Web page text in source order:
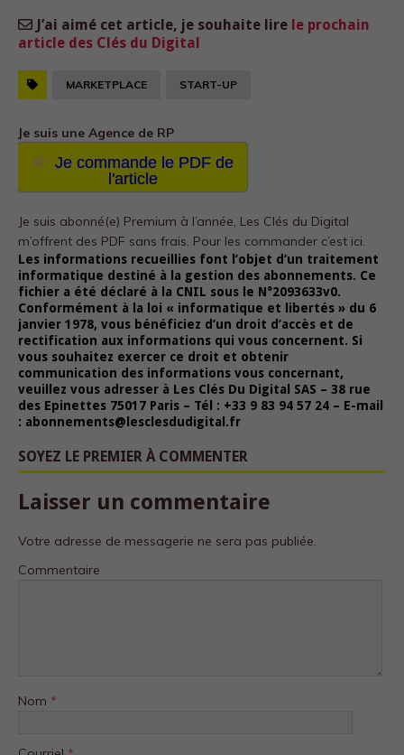
J’ai aimé cet article, je souhaite lire le prochain
article des Clés du Digital
MARKETPLACE START-UP
Je suis une Agence de RP
Je commande le PDF de
l'article
Je suis abonné(e) Premium à l’année, Les Clés du Digital
m’offrent des PDF sans frais. Pour les commander c’est ici.
Les informations recueillies font l’objet d’un traitement
informatique destiné à la gestion des abonnements. Ce
fichier a été déclaré à la CNIL sous le N°2093633v0.
Conformément à la loi « informatique et libertés » du 6
janvier 1978, vous bénéficiez d’un droit d’accès et de
rectification aux informations qui vous concernent. Si
vous souhaitez exercer ce droit et obtenir
communication des informations vous concernant,
veuillez vous adresser à Les Clés Du Digital SAS – 38 rue
des Epinettes 75017 Paris – Tél : +33 9 83 94 57 24 – E-mail
: abonnements@lesclesdudigital.fr
SOYEZ LE PREMIER À COMMENTER
Laisser un commentaire
Votre adresse de messagerie ne sera pas publiée.
Commentaire
Nom *